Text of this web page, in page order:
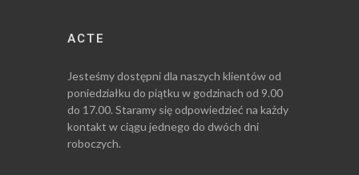
ACTE
Jesteśmy dostępni dla naszych klientów od
poniedziałku do piątku w godzinach od 9.00
do 17.00. Staramy się odpowiedzieć na każdy
kontakt w ciągu jednego do dwóch dni
roboczych.